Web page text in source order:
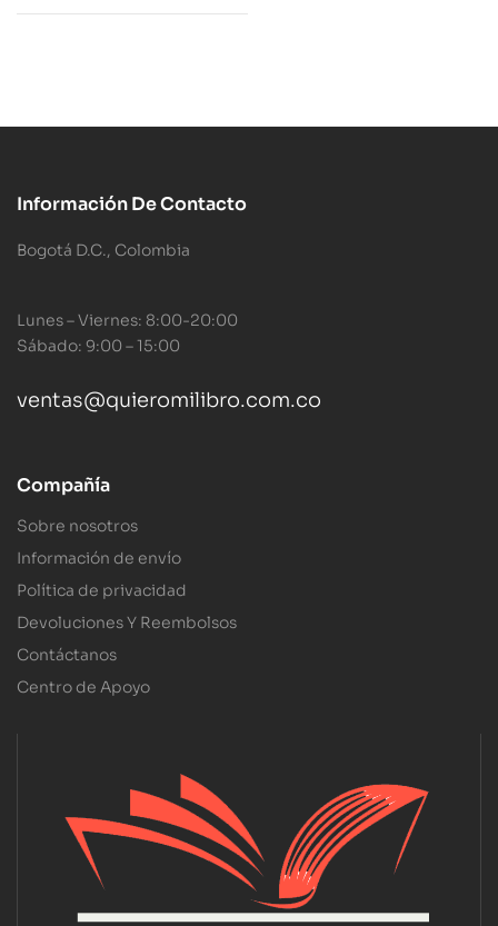
Información De Contacto
Bogotá D.C., Colombia
Lunes – Viernes: 8:00-20:00
Sábado: 9:00 – 15:00
ventas@quieromilibro.com.co
Compañía
Sobre nosotros
Información de envío
Política de privacidad
Devoluciones Y Reembolsos
Contáctanos
Centro de Apoyo